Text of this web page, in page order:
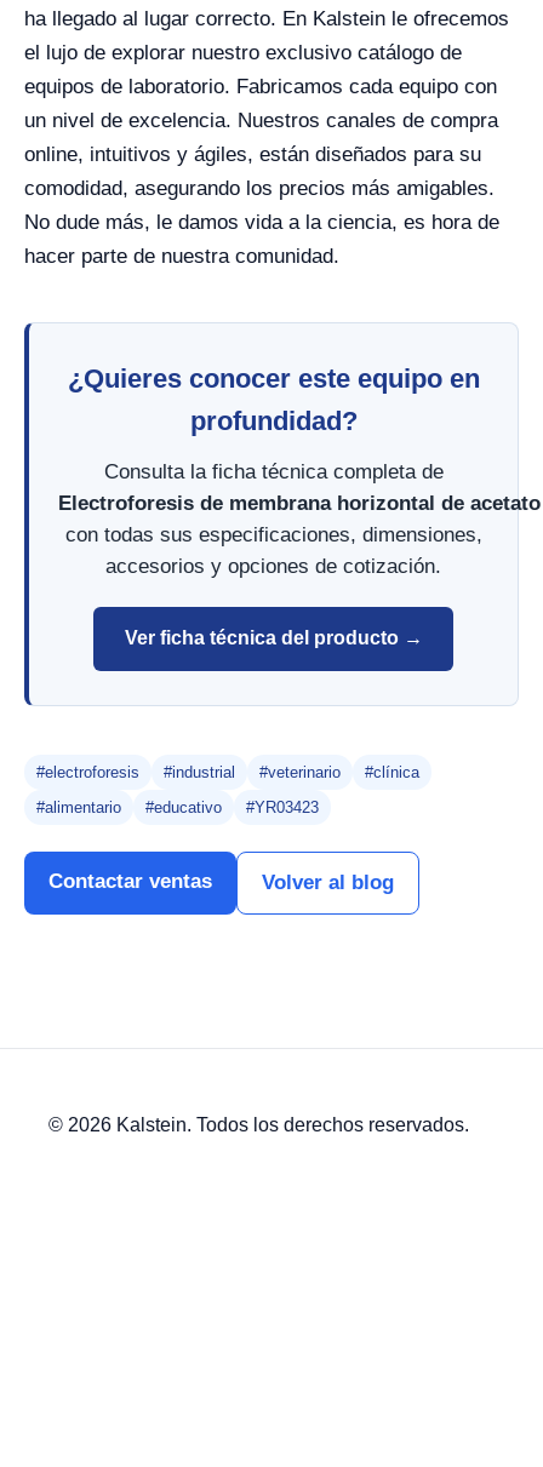
ha llegado al lugar correcto. En Kalstein le ofrecemos
el lujo de explorar nuestro exclusivo catálogo de
equipos de laboratorio. Fabricamos cada equipo con
un nivel de excelencia. Nuestros canales de compra
online, intuitivos y ágiles, están diseñados para su
comodidad, asegurando los precios más amigables.
No dude más, le damos vida a la ciencia, es hora de
hacer parte de nuestra comunidad.
¿Quieres conocer este equipo en
profundidad?
Consulta la ficha técnica completa de
Electroforesis de membrana horizontal de acetato
con todas sus especificaciones, dimensiones,
accesorios y opciones de cotización.
Ver ficha técnica del producto →
#electroforesis #industrial #veterinario
#clínica
#alimentario
#educativo #YR03423
Contactar ventas Volver al blog
© 2026 Kalstein. Todos los derechos reservados.